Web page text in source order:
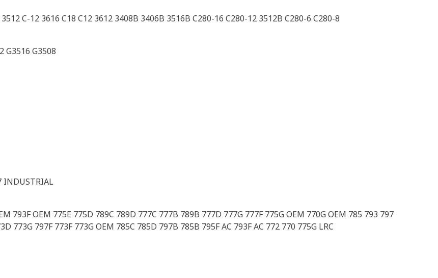
C-12 3616 C18 C12 3612 3408B 3406B 3516B C280-16 C280-12 3512B C280-6 C280-8
G3516 G3508
INDUSTRIAL
793F OEM 775E 775D 789C 789D 777C 777B 789B 777D 777G 777F 775G OEM 770G OEM 785 793 797
773G 797F 773F 773G OEM 785C 785D 797B 785B 795F AC 793F AC 772 770 775G LRC